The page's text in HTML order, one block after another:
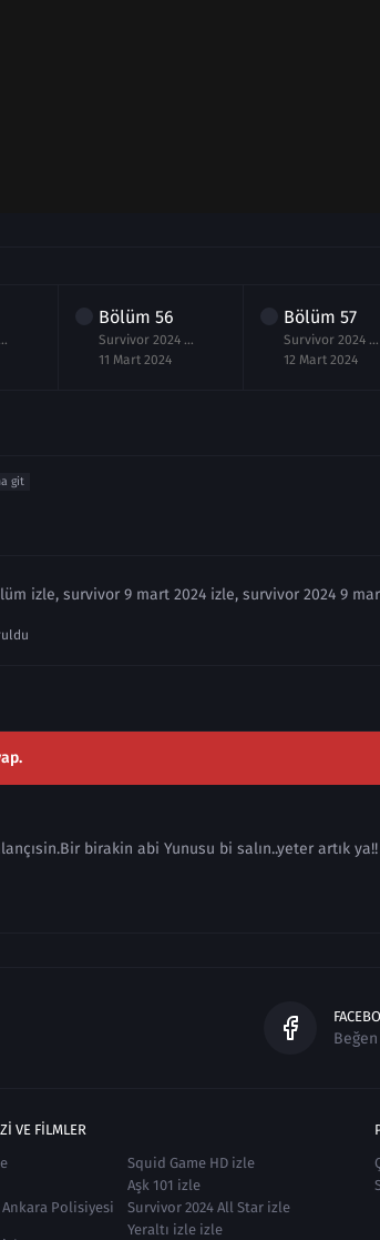
izle 10 Mart
Bölüm 56
Survivor 2024 56.Bölüm izle 11 Mart
11 Mart 2024
Bölüm57
Survivor 2024 57.Bölüm izle 12 Mart
12 Mart 2024
git
izle, survivor 9 mart 2024 izle, survivor 2024 9
birakin abi Yunusu bi salın..yeter artık ya!!
Beğen
VE FILMLER
Ankara Polisiyesi
Squid Game HD izle
Aşk 101 izle
Survivor 2024 All Star izle
Yeraltı izle izle